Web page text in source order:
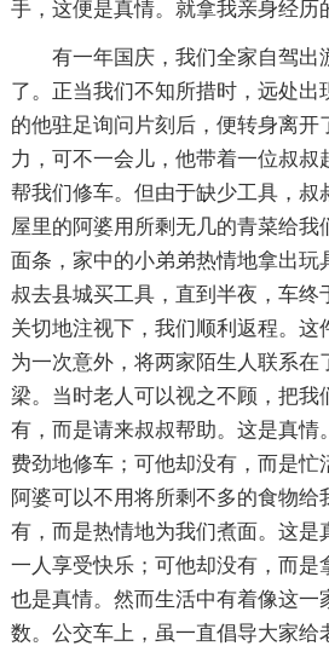
手，这便是真情。就拿我亲身经历
有一年国庆，我们全家自驾出
了。正当我们不知所措时，远处出
的他驻足询问片刻后，便转身离开
力，可不一会儿，他带着一位叔叔
帮我们修车。但由于缺少工具，叔
屋里的阿婆用所剩无几的青菜给我
面条，家中的小弟弟热情地拿出玩
叔去县城买工具，直到半夜，车终
关切地注视下，我们顺利返程。这
为一次意外，将两家陌生人联系在
梁。当时老人可以视之不顾，把我
有，而是请来叔叔帮助。这是真情
费劲地修车；可他却没有，而是忙
阿婆可以不用将所剩不多的食物给
有，而是热情地为我们煮面。这是
一人享受快乐；可他却没有，而是
也是真情。然而生活中有着像这一
数。公交车上，虽一直倡导大家给